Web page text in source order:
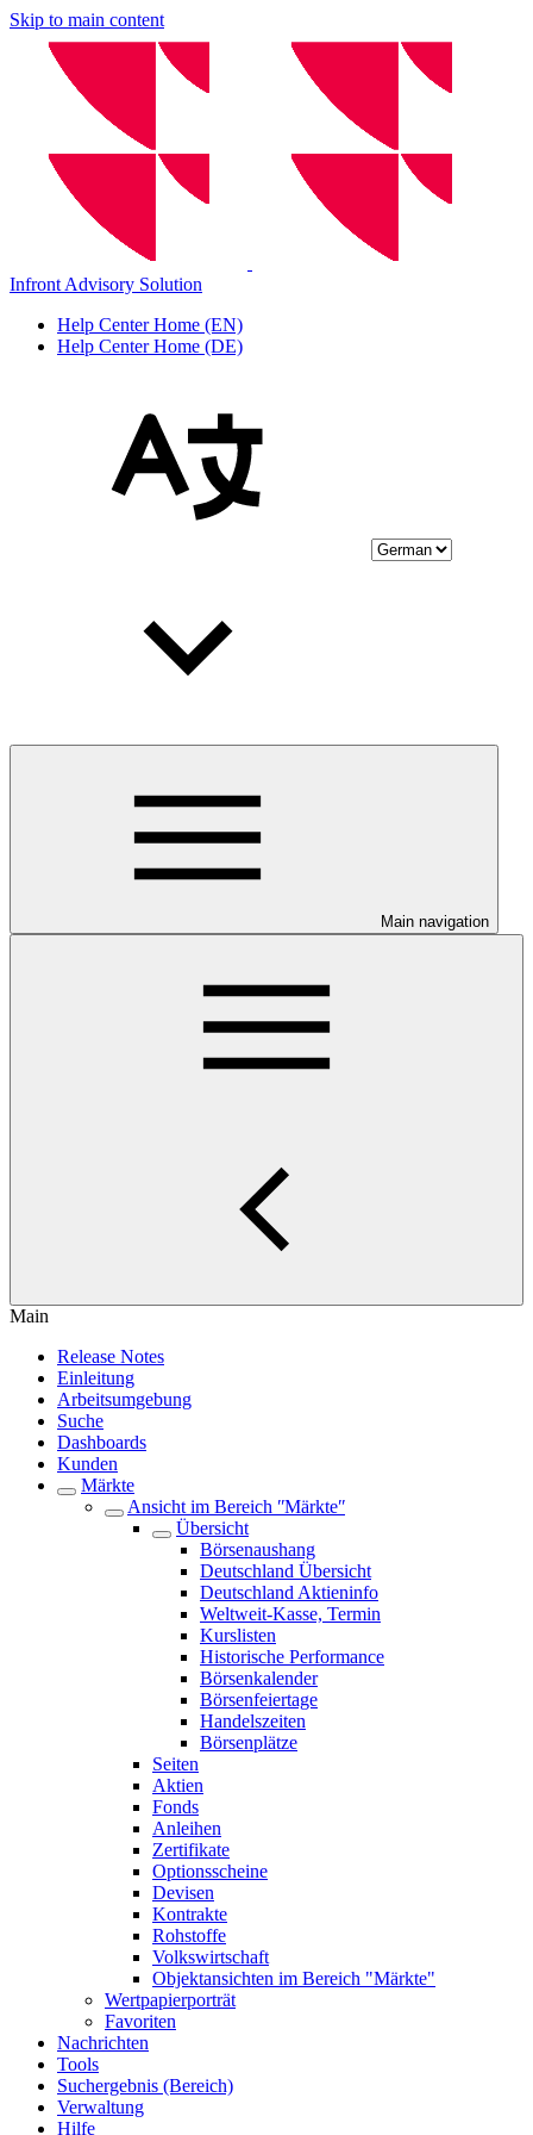
Skip to main content
Infront Advisory Solution
Help Center Home (EN)
Help Center Home (DE)
Main navigation
Main
Release Notes
Einleitung
Arbeitsumgebung
Suche
Dashboards
Kunden
Märkte
Ansicht im Bereich ʺMärkteʺ
Übersicht
Börsenaushang
Deutschland Übersicht
Deutschland Aktieninfo
Weltweit-Kasse, Termin
Kurslisten
Historische Performance
Börsenkalender
Börsenfeiertage
Handelszeiten
Börsenplätze
Seiten
Aktien
Fonds
Anleihen
Zertifikate
Optionsscheine
Devisen
Kontrakte
Rohstoffe
Volkswirtschaft
Objektansichten im Bereich "Märkte"
Wertpapierporträt
Favoriten
Nachrichten
Tools
Suchergebnis (Bereich)
Verwaltung
Hilfe